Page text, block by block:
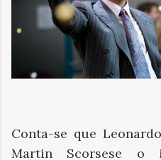
Conta-se que
Martin Scorsese o